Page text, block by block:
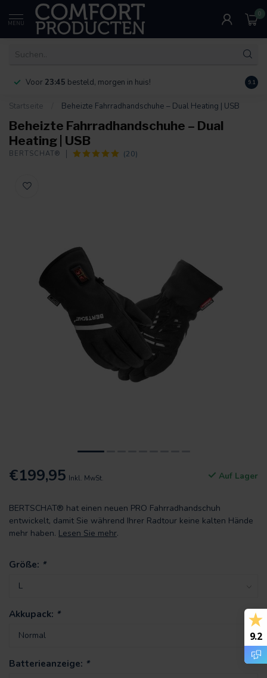
MENU
0
Voor 23:45 besteld, morgen in huis! 9.1
Startseite Beheizte Fahrradhandschuhe – Dual Heating | USB
Beheizte Fahrradhandschuhe – Dual
Heating | USB
BERTSCHAT® (20)
€199,95 Inkl. MwSt. Auf Lager
BERTSCHAT® hat einen neuen PRO Fahrradhandschuh
entwickelt, damit Sie während Ihrer Radtour keine kalten Hände
mehr haben. Lesen Sie mehr.
Größe: *
Akkupack: *
Batterieanzeige: *
9.2